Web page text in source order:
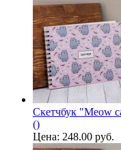
Скетчбук "Meow
()
Цена: 248.00 руб.